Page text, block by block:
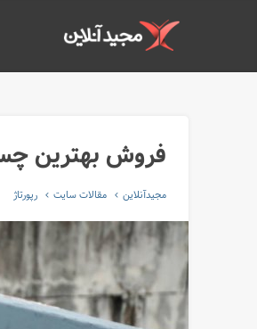
فروش بهترین
مجیدآنلاین مقالات سایت رپورتاژ